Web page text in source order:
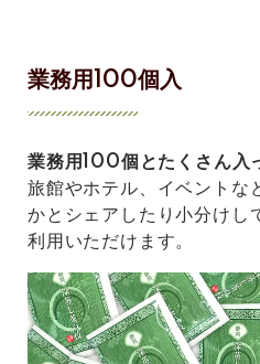
業務用100個入
業務用100個とたくさん入
旅館やホテル、イベントな
かとシェアしたり小分けし
利用いただけます。